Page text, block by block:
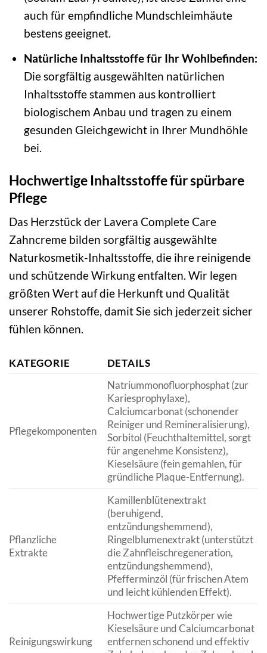
auch für empfindliche Mundschleimhäute
bestens geeignet.
Natürliche Inhaltsstoffe für Ihr Wohlbefinden:
Die sorgfältig ausgewählten natürlichen
Inhaltsstoffe stammen aus kontrolliert
biologischem Anbau und tragen zu einem
gesunden Gleichgewicht in Ihrer Mundhöhle
bei.
Hochwertige Inhaltsstoffe für spürbare
Pflege
Das Herzstück der Lavera Complete Care
Zahncreme bilden sorgfältig ausgewählte
Naturkosmetik-Inhaltsstoffe, die ihre reinigende
und schützende Wirkung entfalten. Wir legen
größten Wert auf die Herkunft und Qualität
unserer Rohstoffe, damit Sie sich jederzeit sicher
fühlen können.
KATEGORIE DETAILS
Pflegekomponenten
Natriummonofluorphosphat (zur
Kariesprophylaxe),
Calciumcarbonat (schonender
Reiniger und Remineralisierung),
Sorbitol (Feuchthaltemittel, sorgt
für angenehme Konsistenz),
Kieselsäure (fein gemahlen, für
gründliche Plaque-Entfernung).
Pflanzliche
Extrakte
Kamillenblütenextrakt
(beruhigend,
entzündungshemmend),
Ringelblumenextrakt (unterstützt
die Zahnfleischregeneration,
entzündungshemmend),
Pfefferminzöl (für frischen Atem
und leicht kühlenden Effekt).
Reinigungswirkung
Hochwertige Putzkörper wie
Kieselsäure und Calciumcarbonat
entfernen schonend und effektiv